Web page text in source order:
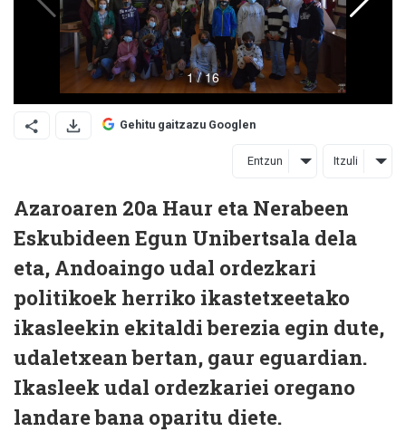
Gehitu gaitzazu Googlen
Entzun Itzuli
Azaroaren 20a Haur eta Nerabeen
Eskubideen Egun Unibertsala dela
eta, Andoaingo udal ordezkari
politikoek herriko ikastetxeetako
ikasleekin ekitaldi berezia egin dute,
udaletxean bertan, gaur eguardian.
Ikasleek udal ordezkariei oregano
landare bana oparitu diete.